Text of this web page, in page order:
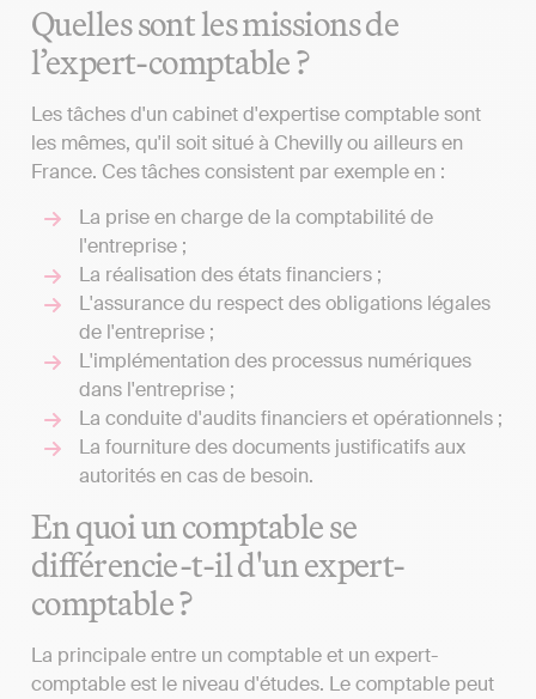
Quelles sont les missions de
l’expert-comptable ?
Les tâches d'un cabinet d'expertise comptable sont
les mêmes, qu'il soit situé à Chevilly ou ailleurs en
France. Ces tâches consistent par exemple en :
La prise en charge de la comptabilité de
l'entreprise ;
La réalisation des états financiers ;
L'assurance du respect des obligations légales
de l'entreprise ;
L'implémentation des processus numériques
dans l'entreprise ;
La conduite d'audits financiers et opérationnels ;
La fourniture des documents justificatifs aux
autorités en cas de besoin.
En quoi un comptable se
différencie-t-il d'un expert-
comptable ?
La principale entre un comptable et un expert-
comptable est le niveau d'études. Le comptable peut